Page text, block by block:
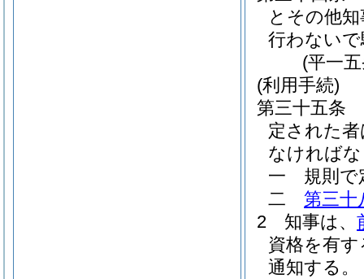
とその他
行わない
(平一
(利用手続)
第三十五条
定された
なければ
一
規則で
二
第三十
2
知事は、
資格を有
通知する。